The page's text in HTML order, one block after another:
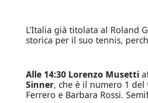
L’Italia già titolata al Roland
storica per il suo tennis,
Alle 14:30 Lorenzo Musetti
Sinner, che è il numero 1 del
Ferrero e Barbara Rossi.